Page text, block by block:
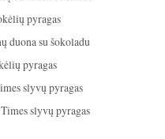
pyragas
duona su šokoladu
pyragas
slyvų pyragas
slyvų pyragas